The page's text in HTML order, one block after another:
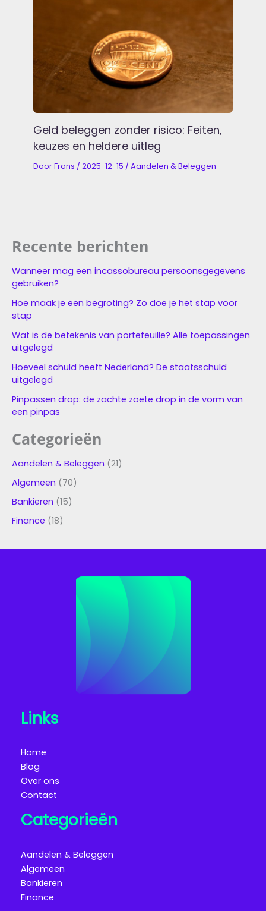
Geld beleggen zonder risico: Feiten,
keuzes en heldere uitleg
Door Frans /2025-12-15 /Aandelen & Beleggen
Recente berichten
Wanneer mag een incassobureau persoonsgegevens
gebruiken?
Hoe maak je een begroting? Zo doe je het stap voor
stap
Wat is de betekenis van portefeuille? Alle toepassingen
uitgelegd
Hoeveel schuld heeft Nederland? De staatsschuld
uitgelegd
Pinpassen drop: de zachte zoete drop in de vorm van
een pinpas
Categorieën
Aandelen & Beleggen (21)
Algemeen (70)
Bankieren (15)
Finance (18)
Links
Home
Blog
Over ons
Contact
Categorieën
Aandelen & Beleggen
Algemeen
Bankieren
Finance